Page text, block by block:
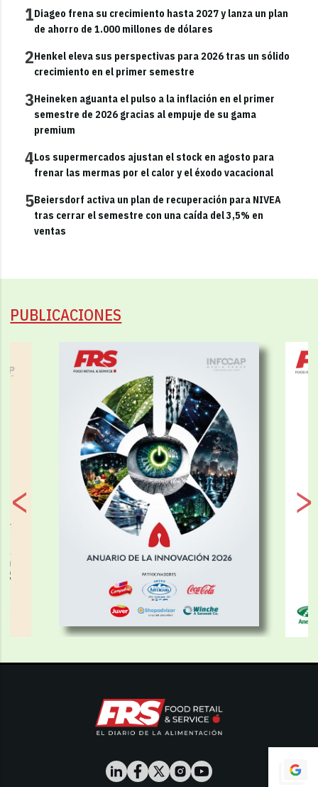
1Diageo frena su crecimiento hasta 2027 y lanza un plan
de ahorro de 1.000 millones de dólares
2Henkel eleva sus perspectivas para 2026 tras un sólido
crecimiento en el primer semestre
3Heineken aguanta el pulso a la inflación en el primer
semestre de 2026 gracias al empuje de su gama
premium
4Los supermercados ajustan el stock en agosto para
frenar las mermas por el calor y el éxodo vacacional
5Beiersdorf activa un plan de recuperación para NIVEA
tras cerrar el semestre con una caída del 3,5% en
ventas
PUBLICACIONES